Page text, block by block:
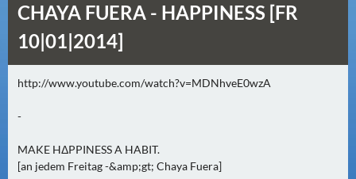
T
E
(
)
O
R
CHAYA FUERA - HAPPINESS [FR
10|01|2014]
http://www.youtube.com/watch?v=MDNhveE0wzA
-
MAKE HΔPPINESS A HABIT.
[an jedem Freitag -&amp;gt; Chaya Fuera]